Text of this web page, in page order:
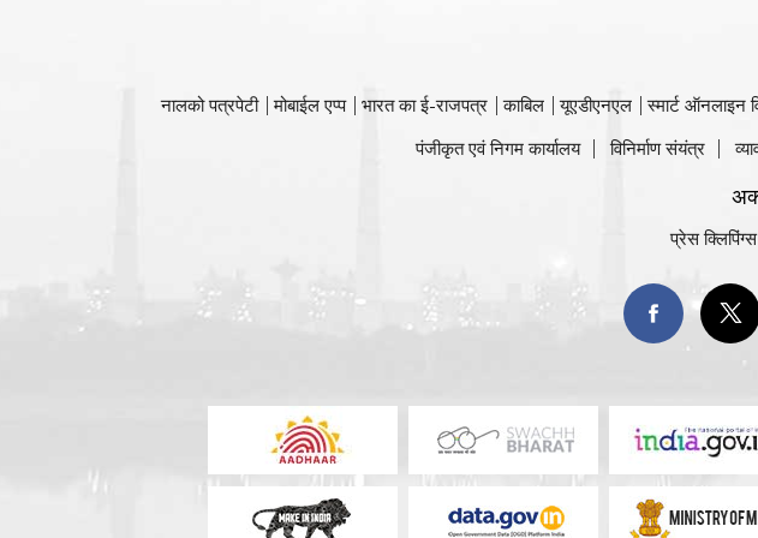
नालको पत्रपेटी मोबाईल एप्प भारत का ई-राजपत्र काबिल यूएडीएनएल स्मार्ट ऑनलाइन
पंजीकृत एवं निगम कार्यालय
विनिर्माण संयंत्र
प्रेस क्लिपिंग्स